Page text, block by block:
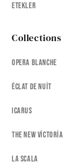
Etekler
Collections
Opera Blanche
Éclat de Nuit
Icarus
The New Victoria
La Scala